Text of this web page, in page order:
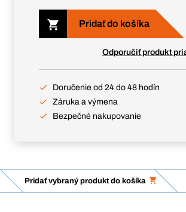
Pridať do košíka
Odporučiť produkt
Doručenie od 24 do 48 hodín
Záruka a výmena
Bezpečné nakupovanie
Pridať vybraný produkt do košíka